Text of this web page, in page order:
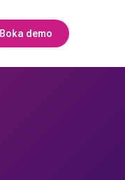
Boka demo